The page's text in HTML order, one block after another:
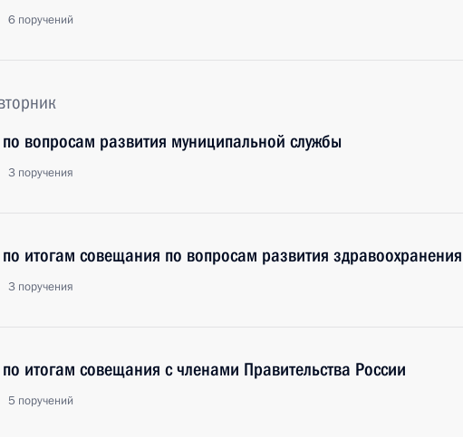
6 поручений
вопросам развития муниципальной службы
3 поручения
итогам совещания по вопросам развития здравоохранения
3 поручения
итогам совещания с членами Правительства России
5 поручений